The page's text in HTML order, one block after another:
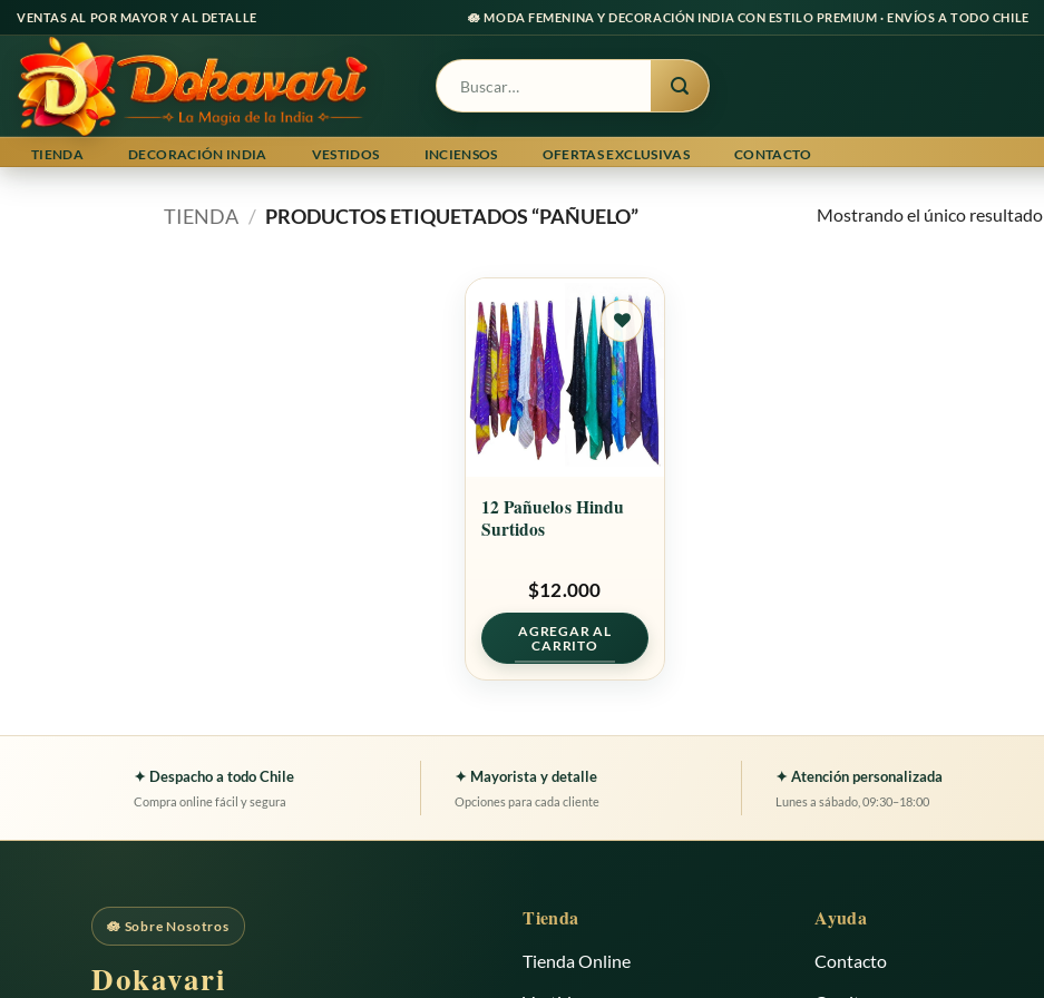
al
contenido
VENTAS AL POR MAYOR Y AL DETALLE 🪷 MODA FEMENINA Y DECORACIÓN INDIA CON ESTILO PREMIUM · ENVÍOS A TODO CHILE
Buscar
por:
TIENDA DECORACIÓN INDIA VESTIDOS INCIENSOS OFERTAS EXCLUSIVAS CONTACTO
TIENDA / PRODUCTOS ETIQUETADOS “PAÑUELO” Mostrando el único resultado
Agregar
a
favoritos
12 Pañuelos Hindu
Surtidos
$12.000
AGREGAR AL
CARRITO
✦ Despacho a todo Chile
Compra online fácil y segura
✦ Mayorista y detalle
Opciones para cada cliente
✦ Atención personalizada
Lunes a sábado, 09:30–18:00
🪷 Sobre Nosotros
Dokavari
Tienda
Tienda Online
Ayuda
Contacto